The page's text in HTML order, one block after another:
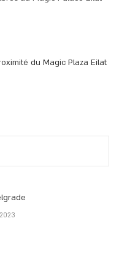
du Magic Plaza Eilat